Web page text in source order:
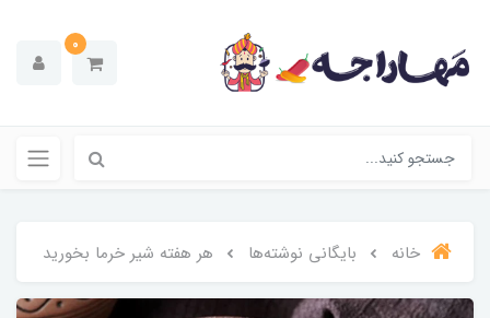
0
خانه بایگانی نوشته‌ها هر هفته شیر خرما بخورید